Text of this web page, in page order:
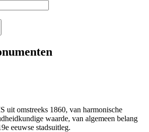
omstreeks 1860, van harmonische
waarde, van algemeen belang
eeuwse stadsuitleg.